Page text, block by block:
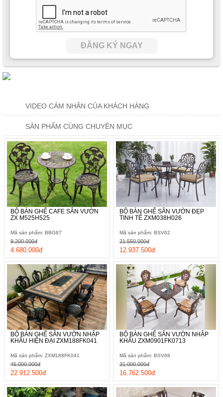
ĐĂNG KÝ NGAY
VIDEO CẢM NHẬN CỦA KHÁCH HÀNG
SẢN PHẨM CÙNG CHUYÊN MỤC
BỘ BÀN GHẾ CAFE SÂN VƯỜN
ZX M525H525
Mã sản phẩm: BBG87
4.680.000đ
9.200.000đ
BỘ BÀN GHẾ SÂN VƯỜN ĐẸP
TINH TẾ ZXM038H026
Mã sản phẩm: BSV62
12.937.500đ
21.550.000đ
BỘ BÀN GHẾ SÂN VƯỜN NHẬP
KHẨU HIỆN ĐẠI ZXM188FK041
Mã sản phẩm: ZXM188FK041
22.912.500đ
45.000.000đ
BỘ BÀN GHẾ SÂN VƯỜN NHẬP
KHẨU ZXM0901FK0713
Mã sản phẩm: BSV68
16.762.500đ
31.000.000đ